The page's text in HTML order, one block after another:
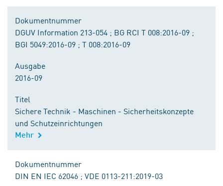
Dokumentnummer
DGUV Information 213-054 ; BG RCI T 008:2016-09 ;
BGI 5049:2016-09 ; T 008:2016-09
Ausgabe
2016-09
Titel
Sichere Technik - Maschinen - Sicherheitskonzepte
und Schutzeinrichtungen
Mehr
Dokumentnummer
DIN EN IEC 62046 ; VDE 0113-211:2019-03